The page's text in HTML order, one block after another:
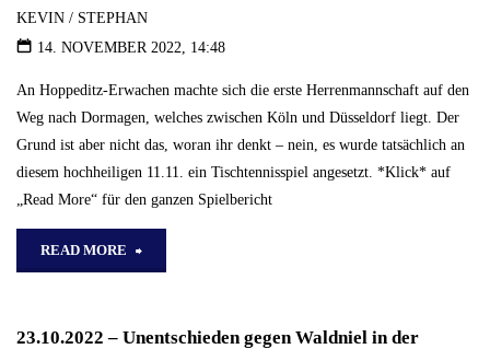
die
KEVIN / STEPHAN
14. NOVEMBER 2022, 14:48
An Hoppeditz-Erwachen machte sich die erste Herrenmannschaft auf den
Weg nach Dormagen, welches zwischen Köln und Düsseldorf liegt. Der
Grund ist aber nicht das, woran ihr denkt – nein, es wurde tatsächlich an
diesem hochheiligen 11.11. ein Tischtennisspiel angesetzt. *Klick* auf
„Read More“ für den ganzen Spielbericht
READ MORE "11.11.22
Kein
23.10.2022 – Unentschieden gegen Waldniel in der